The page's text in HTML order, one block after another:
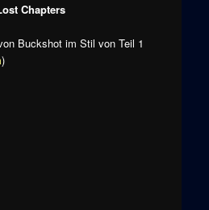
Chapters
Buckshot im Stil von Teil 1
)